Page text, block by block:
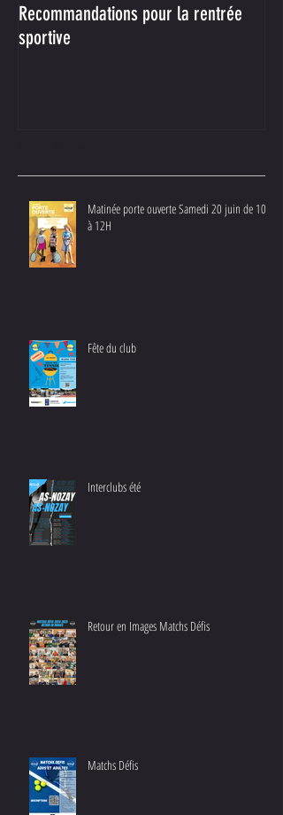
Recommandations pour la rentrée
sportive
Matinée porte ouverte Samedi 20 juin de 10H
à 12H
Fête du club
Interclubs été
Retour en Images Matchs Défis
Matchs Défis